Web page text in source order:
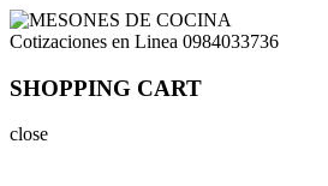
Cotizaciones en Linea 0984033736
SHOPPING CART
close